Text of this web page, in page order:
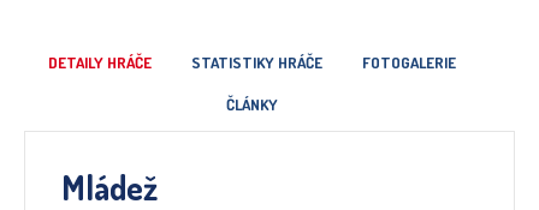
DETAILY HRÁČE STATISTIKY HRÁČE FOTOGALERIE
ČLÁNKY
Mládež